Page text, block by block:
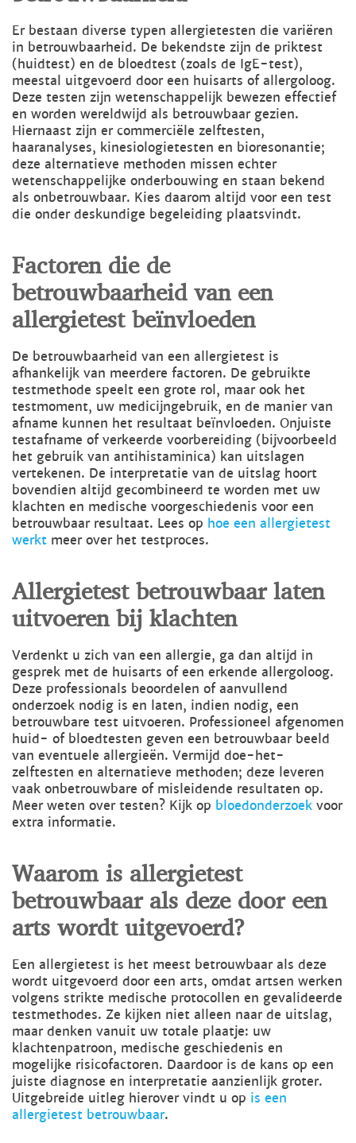
Er bestaan diverse typen allergietesten die variëren
in betrouwbaarheid. De bekendste zijn de priktest
(huidtest) en de bloedtest (zoals de IgE-test),
meestal uitgevoerd door een huisarts of allergoloog.
Deze testen zijn wetenschappelijk bewezen effectief
en worden wereldwijd als betrouwbaar gezien.
Hiernaast zijn er commerciële zelftesten,
haaranalyses, kinesiologietesten en bioresonantie;
deze alternatieve methoden missen echter
wetenschappelijke onderbouwing en staan bekend
als onbetrouwbaar. Kies daarom altijd voor een test
die onder deskundige begeleiding plaatsvindt.
Factoren die de
betrouwbaarheid van een
allergietest beïnvloeden
De betrouwbaarheid van een allergietest is
afhankelijk van meerdere factoren. De gebruikte
testmethode speelt een grote rol, maar ook het
testmoment, uw medicijngebruik, en de manier van
afname kunnen het resultaat beïnvloeden. Onjuiste
testafname of verkeerde voorbereiding (bijvoorbeeld
het gebruik van antihistaminica) kan uitslagen
vertekenen. De interpretatie van de uitslag hoort
bovendien altijd gecombineerd te worden met uw
klachten en medische voorgeschiedenis voor een
betrouwbaar resultaat. Lees op hoe een allergietest
werkt meer over het testproces.
Allergietest betrouwbaar laten
uitvoeren bij klachten
Verdenkt u zich van een allergie, ga dan altijd in
gesprek met de huisarts of een erkende allergoloog.
Deze professionals beoordelen of aanvullend
onderzoek nodig is en laten, indien nodig, een
betrouwbare test uitvoeren. Professioneel afgenomen
huid- of bloedtesten geven een betrouwbaar beeld
van eventuele allergieën. Vermijd doe-het-
zelftesten en alternatieve methoden; deze leveren
vaak onbetrouwbare of misleidende resultaten op.
Meer weten over testen? Kijk op bloedonderzoek voor
extra informatie.
Waarom is allergietest
betrouwbaar als deze door een
arts wordt uitgevoerd?
Een allergietest is het meest betrouwbaar als deze
wordt uitgevoerd door een arts, omdat artsen werken
volgens strikte medische protocollen en gevalideerde
testmethodes. Ze kijken niet alleen naar de uitslag,
maar denken vanuit uw totale plaatje: uw
klachtenpatroon, medische geschiedenis en
mogelijke risicofactoren. Daardoor is de kans op een
juiste diagnose en interpretatie aanzienlijk groter.
Uitgebreide uitleg hierover vindt u op is een
allergietest betrouwbaar.